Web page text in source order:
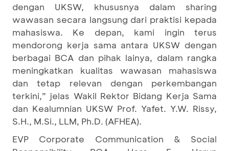
dengan UKSW, khususnya dalam sharing
wawasan secara langsung dari praktisi kepada
mahasiswa. Ke depan, kami ingin terus
mendorong kerja sama antara UKSW dengan
berbagai BCA dan pihak lainya, dalam rangka
meningkatkan kualitas wawasan mahasiswa
dan tetap relevan dengan perkembangan
terkini,” jelas Wakil Rektor Bidang Kerja Sama
dan Kealumnian UKSW Prof. Yafet. Y.W. Rissy,
S.H., M.Si., LLM, Ph.D. (AFHEA).
EVP Corporate Communication & Social